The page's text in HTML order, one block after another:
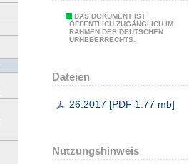
DAS DOKUMENT IST
ÖFFENTLICH ZUGÄNGLICH IM
RAHMEN DES DEUTSCHEN
URHEBERRECHTS.
Dateien
26.2017 [PDF 1.77 mb]
Nutzungshinweis